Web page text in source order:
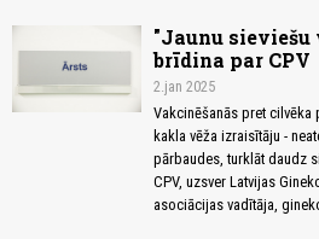
"Jaunu sieviešu
brīdina par CPV
2.jan 2025
Vakcinēšanās pret cilvēka
kakla vēža izraisītāju -
pārbaudes, turklāt daudz
CPV, uzsver Latvijas
asociācijas vadītāja,